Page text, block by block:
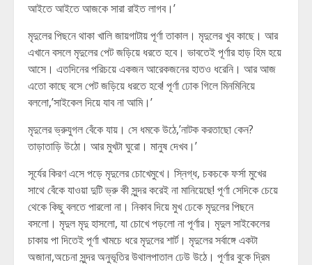
আইতে আইতে আজকে সারা রাইত লাগব।’
মৃদুলের পিছনে থাকা খালি জায়গাটায় পূর্ণা তাকাল। মৃদুলের খুব কাছে। আর
এখানে বসলে মৃদুলের পেট জড়িয়ে ধরতে হবে। ভাবতেই পূর্ণার হাড় হিম হয়ে
আসে। এতদিনের পরিচয়ে একজন আরেকজনের হাতও ধরেনি। আর আজ
এতো কাছে বসে পেট জড়িয়ে ধরতে হবে! পূর্ণা ঢোক গিলে মিনমিনিয়ে
বললো,’সাইকেল দিয়ে যাব না আমি।’
মৃদুলের ভ্রুযুগল বেঁকে যায়। সে ধমকে উঠে,’নাটক করতাছো কেন?
তাড়াতাড়ি উঠো। আর মুখটা ঘুরো। মানুষ দেখব।’
সূর্যের কিরণ এসে পড়ে মৃদুলের চোখেমুখে। স্নিগ্ধ, চকচকে ফর্সা মুখের
সাথে বেঁকে যাওয়া দুটি ভ্রু কী সুন্দর করেই না মানিয়েছে! পূর্ণা সেদিকে চেয়ে
থেকে কিছু বলতে পারলো না। নিকাব দিয়ে মুখ ঢেকে মৃদুলের পিছনে
বসলো। মৃদুল মৃদু হাসলো, যা চোখে পড়লো না পূর্ণার। মৃদুল সাইকেলের
চাকায় পা দিতেই পূর্ণা খামচে ধরে মৃদুলের শার্ট। মৃদুলের সর্বাঙ্গে একটা
অজানা,অচেনা সুন্দর অনুভূতির উথালপাতাল ঢেউ উঠে। পূর্ণার বুকে দ্রিম